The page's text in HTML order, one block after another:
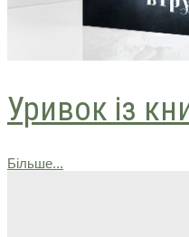
Уривок із
Більше...